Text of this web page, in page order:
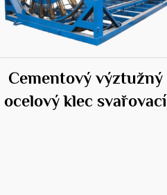
Cementový výztužný
ocelový klec svařovací